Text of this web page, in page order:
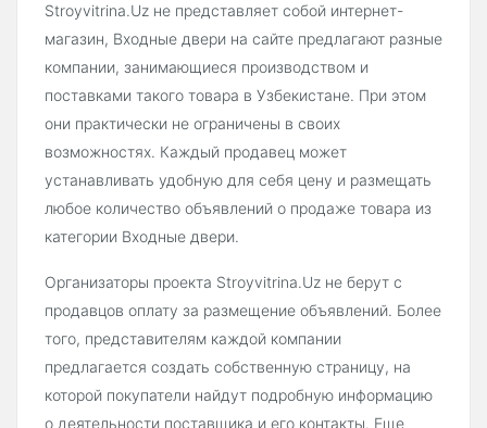
Stroyvitrina.Uz не представляет собой интернет-
магазин, Входные двери на сайте предлагают разные
компании, занимающиеся производством и
поставками такого товара в Узбекистане. При этом
они практически не ограничены в своих
возможностях. Каждый продавец может
устанавливать удобную для себя цену и размещать
любое количество объявлений о продаже товара из
категории Входные двери.
Организаторы проекта Stroyvitrina.Uz не берут с
продавцов оплату за размещение объявлений. Более
того, представителям каждой компании
предлагается создать собственную страницу, на
которой покупатели найдут подробную информацию
о деятельности поставщика и его контакты. Еще